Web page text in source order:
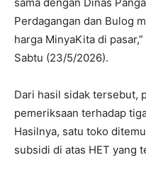
Perdagangan dan Bulog
harga MinyaKita di
Sabtu (23/5/2026).
Dari hasil sidak tersebut,
pemeriksaan terhadap
Hasilnya, satu toko
subsidi di atas HET yang